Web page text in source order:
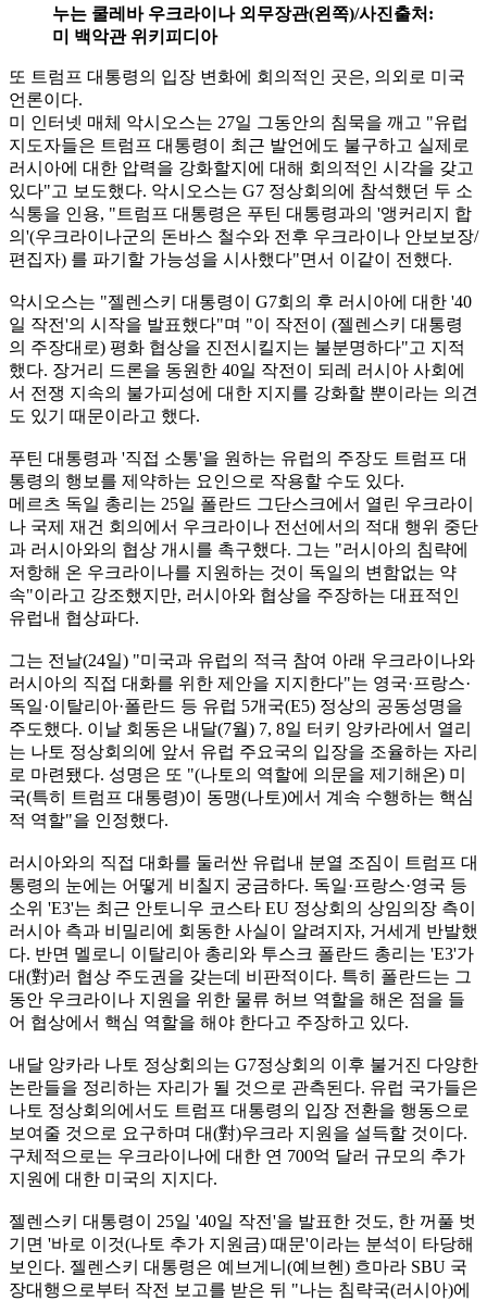
누는 쿨레바 우크라이나 외무장관(왼쪽)/사진출처:
미 백악관 위키피디아
또 트럼프 대통령의 입장 변화에 회의적인 곳은, 의외로 미국
언론이다.
미 인터넷 매체 악시오스는 27일 그동안의 침묵을 깨고 "유럽 ​​
지도자들은 트럼프 대통령이 최근 발언에도 불구하고 실제로
러시아에 대한 압력을 강화할지에 대해 회의적인 시각을 갖고
있다"고 보도했다. 악시오스는 G7 정상회의에 참석했던 두 소
식통을 인용, "트럼프 대통령은 푸틴 대통령과의 '앵커리지 합
의'(우크라이나군의 돈바스 철수와 전후 우크라이나 안보보장/
편집자) 를 파기할 가능성을 시사했다"면서 이같이 전했다.
악시오스는 "젤렌스키 대통령이 G7회의 후 러시아에 대한 '40
일 작전'의 시작을 발표했다"며 "이 작전이 (젤렌스키 대통령
의 주장대로) 평화 협상을 진전시킬지는 불분명하다"고 지적
했다. 장거리 드론을 동원한 40일 작전이 되레 러시아 사회에
서 전쟁 지속의 불가피성에 대한 지지를 강화할 뿐이라는 의견
도 있기 때문이라고 했다.
푸틴 대통령과 '직접 소통'을 원하는 유럽의 주장도 트럼프 대
통령의 행보를 제약하는 요인으로 작용할 수도 있다.
메르츠 독일 총리는 25일 폴란드 그단스크에서 열린 우크라이
나 국제 재건 회의에서 우크라이나 전선에서의 적대 행위 중단
과 러시아와의 협상 개시를 촉구했다. 그는 "러시아의 침략에
저항해 온 우크라이나를 지원하는 것이 독일의 변함없는 약
속"이라고 강조했지만, 러시아와 협상을 주장하는 대표적인
유럽내 협상파다.
그는 전날(24일) "미국과 유럽의 적극 참여 아래 우크라이나와
러시아의 직접 대화를 위한 제안을 지지한다"는 영국·프랑스·
독일·이탈리아·폴란드 등 유럽 5개국(E5) 정상의 공동성명을
주도했다. 이날 회동은 내달(7월) 7, 8일 터키 앙카라에서 열리
는 나토 정상회의에 앞서 유럽 주요국의 입장을 조율하는 자리
로 마련됐다. 성명은 또 "(나토의 역할에 의문을 제기해온) 미
국(특히 트럼프 대통령)이 동맹(나토)에서 계속 수행하는 핵심
적 역할"을 인정했다.
러시아와의 직접 대화를 둘러싼 유럽내 분열 조짐이 트럼프 대
통령의 눈에는 어떻게 비칠지 궁금하다. 독일·프랑스·영국 등
소위 'E3'는 최근 안토니우 코스타 EU 정상회의 상임의장 측이
러시아 측과 비밀리에 회동한 사실이 알려지자, 거세게 반발했
다. 반면 멜로니 이탈리아 총리와 투스크 폴란드 총리는 'E3'가
대(對)러 협상 주도권을 갖는데 비판적이다. 특히 폴란드는 그
동안 우크라이나 지원을 위한 물류 허브 역할을 해온 점을 들
어 협상에서 핵심 역할을 해야 한다고 주장하고 있다.
내달 앙카라 나토 정상회의는 G7정상회의 이후 불거진 다양한
논란들을 정리하는 자리가 될 것으로 관측된다. 유럽 국가들은
나토 정상회의에서도 트럼프 대통령의 입장 전환을 행동으로
보여줄 것으로 요구하며 대(對)우크라 지원을 설득할 것이다.
구체적으로는 우크라이나에 대한 연 700억 달러 규모의 추가
지원에 대한 미국의 지지다.
젤렌스키 대통령이 25일 '40일 작전'을 발표한 것도, 한 꺼풀 벗
기면 '바로 이것(나토 추가 지원금) 때문'이라는 분석이 타당해
보인다. 젤렌스키 대통령은 예브게니(예브헨) 흐마라 SBU 국
장대행으로부터 작전 보고를 받은 뒤 "나는 침략국(러시아)에